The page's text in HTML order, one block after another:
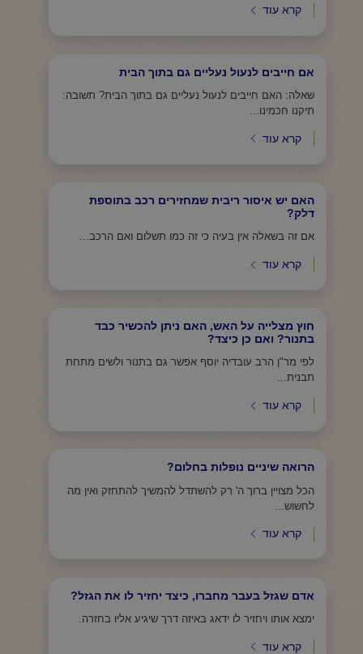
קרא עוד
אם חייבים לנעול נעליים גם בתוך הבית
שאלה: האם חייבים לנעול נעליים גם בתוך הבית? תשובה:
תיקנו חכמינו...
קרא עוד
האם יש איסור ריבית שמחזירים רכב בתוספת
דלק?
אם זה בשאלה אין בעיה כי זה כמו תשלום ואם הרכב...
קרא עוד
חוץ מצלייה על האש, האם ניתן להכשיר כבד
בתנור? ואם כן כיצד?
לפי מר"ן הרב עובדיה יוסף אפשר גם בתנור ולשים מתחת
תבנית...
קרא עוד
הרואה שיניים נופלות בחלום?
הכל מצויין ברוך ה' רק להשתדל להמשיך להתחזק ואין מה
לחשוש...
קרא עוד
אדם שגזל בעבר מחברו, כיצד יחזיר לו את הגזל?
ימצא אותו ויחזיר לו ידאג באיזה דרך שיגיע אליו בחזרה.
קרא עוד